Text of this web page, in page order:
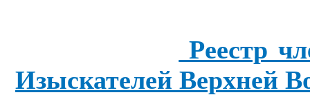
Реестр
Изыскателей Верхней